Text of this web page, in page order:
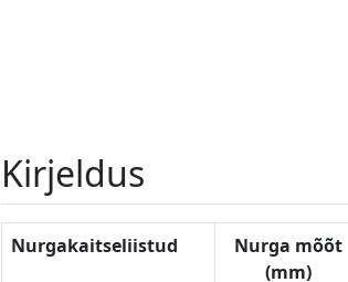
Kirjeldus
Nurgakaitseliistud
Nurga mõõt
(mm)